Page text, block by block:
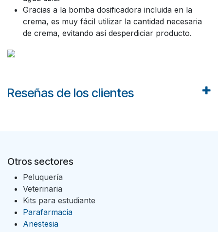
Gracias a la bomba dosificadora incluida en la
crema, es muy fácil utilizar la cantidad necesaria
de crema, evitando así desperdiciar producto.
Reseñas de los clientes
Otros sectores
Peluquería
Veterinaria
Kits para estudiante
Parafarmacia
Anestesia